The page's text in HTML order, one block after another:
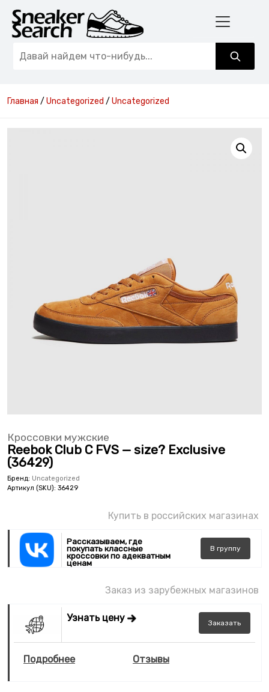
Главная / Uncategorized / Uncategorized
Кроссовки мужские
Reebok Club C FVS — size? Exclusive
(36429)
Бренд: Uncategorized
Артикул (SKU): 36429
Купить в российских магазинах
Рассказываем, где
покупать классные
кроссовки по адекватным
ценам
В группу
Заказ из зарубежных магазинов
Узнать цену Заказать
Подробнее Отзывы